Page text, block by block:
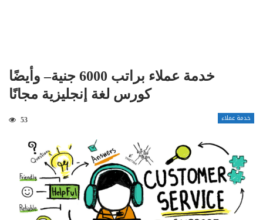
خدمة عملاء براتب 6000 جنية– وأيضًا
كورس لغة إنجليزية مجانًا
خدمة عملاء 53